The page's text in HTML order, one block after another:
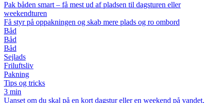
Pak båden smart – få mest ud af pladsen til dagsturen eller
weekendturen
Få styr på oppakningen og skab mere plads og ro ombord
Båd
Båd
Båd
Sejlads
Friluftsliv
Pakning
Tips og tricks
3 min
Uanset om du skal på en kort dagstur eller en weekend på vandet,